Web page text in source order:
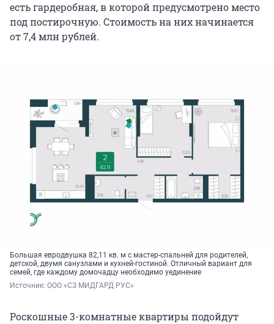
есть гардеробная, в которой предусмотрено место
под постирочную. Стоимость на них начинается
от 7,4 млн рублей.
Большая евродвушка 82,11 кв. м с мастер-спальней для родителей,
детской, двумя санузлами и кухней-гостиной. Отличный вариант для
семей, где каждому домочадцу необходимо уединение
Источник: ООО «СЗ МИДГАРД РУС»
Роскошные 3-комнатные квартиры подойдут